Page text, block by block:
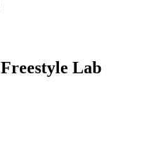
Freestyle Lab